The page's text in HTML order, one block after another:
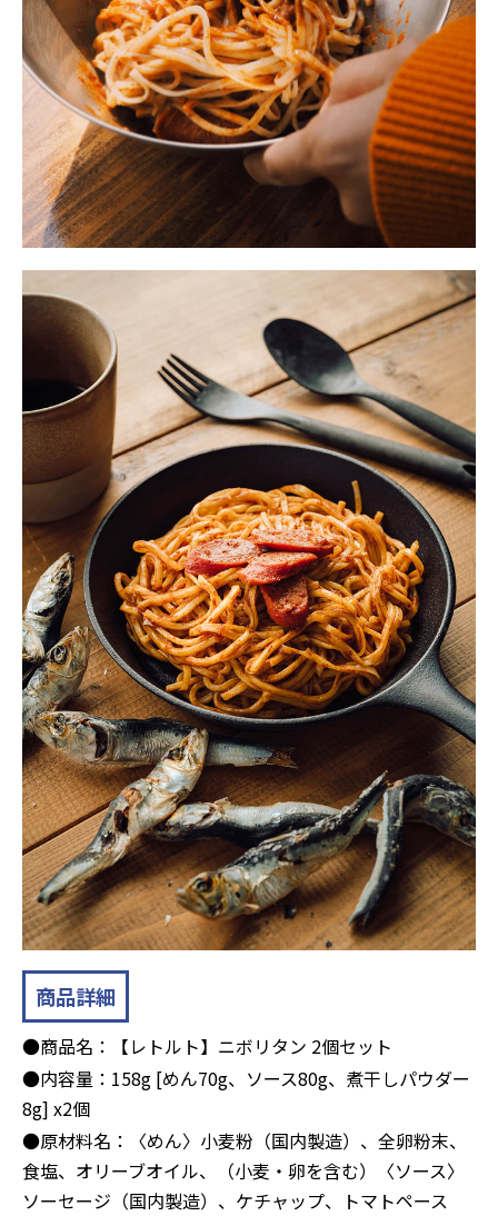
商品詳細
●商品名：【レトルト】ニボリタン 2個セット
●内容量：158g [めん70g、ソース80g、煮干しパウダー
8g] x2個
●原材料名：〈めん〉⼩⻨粉（国内製造）、全卵粉末、
⾷塩、オリーブオイル、（⼩⻨・卵を含む）〈ソース〉
ソーセージ（国内製造）、ケチャップ、トマトペース